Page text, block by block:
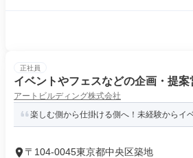
正社員
イベントやフェスなどの企画・提案
アートビルディング株式会社
楽しむ側から仕掛ける側へ！未経験からイ
〒104-0045東京都中央区築地